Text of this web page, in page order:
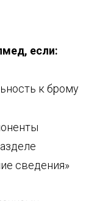
, если:
к брому
сведения»